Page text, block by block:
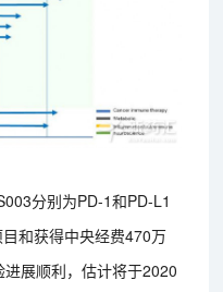
分别为PD-1和PD-L1
和获得中央经费470万
展顺利，估计将于2020